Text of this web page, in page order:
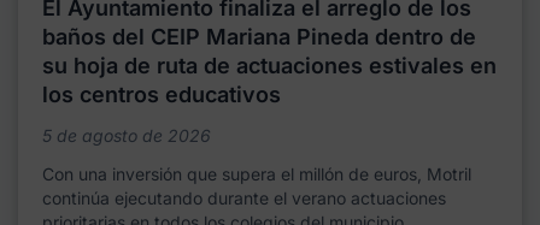
El Ayuntamiento finaliza el arreglo de los
baños del CEIP Mariana Pineda dentro de
su hoja de ruta de actuaciones estivales en
los centros educativos
5 de agosto de 2026
Con una inversión que supera el millón de euros, Motril
continúa ejecutando durante el verano actuaciones